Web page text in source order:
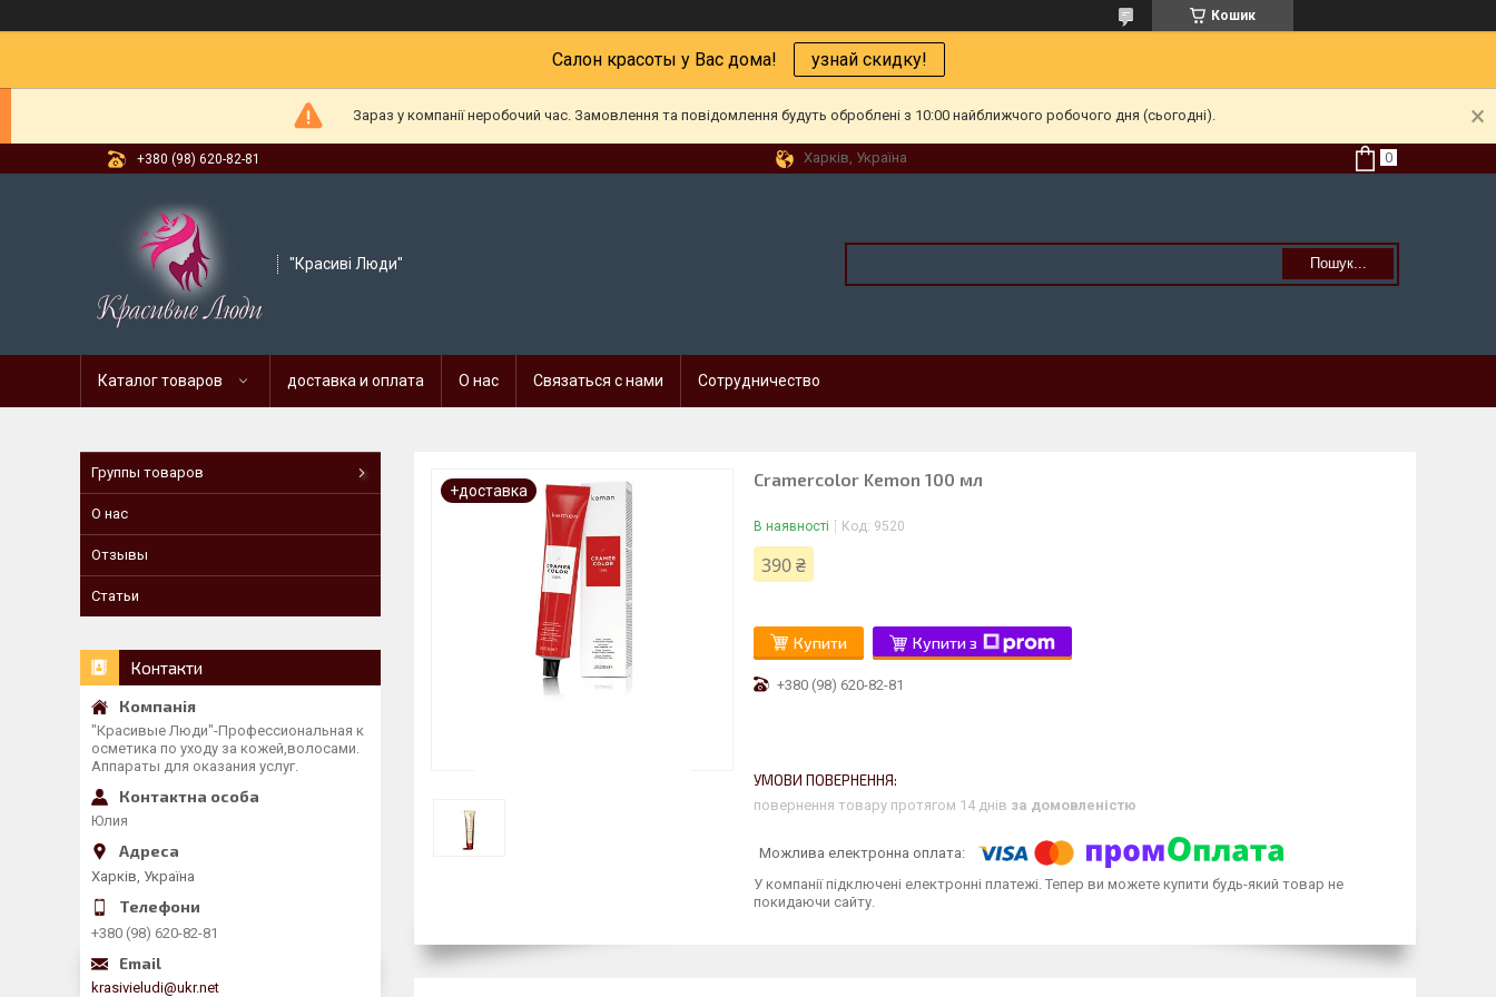
Кошик
Салон красоты у Вас дома! узнай скидку!
Зараз у компанії неробочий час. Замовлення та повідомлення будуть оброблені з 10:00 найближчого робочого дня (сьогодні).
+380 (98) 620-82-81 Харків, Україна
"Красиві Люди" Пошук...
Каталог товаров доставка и оплата О нас Связаться с нами Сотрудничество
+доставка
Cramercolor Kemon 100 мл
В наявності Код: 9520
390 ₴
Купити Купити з
+380 (98) 620-82-81
повернення товару протягом 14 днів за домовленістю
У компанії підключені електронні платежі. Тепер ви можете купити будь-який товар не
покидаючи сайту.
Группы товаров
О нас
Отзывы
Статьи
Контакти
"Красивые Люди"-Профессиональная к
осметика по уходу за кожей,волосами.
Аппараты для оказания услуг.
Юлия
Харків, Україна
+380 (98) 620-82-81
krasivieludi@ukr.net